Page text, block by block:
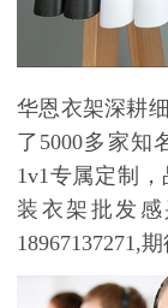
华恩衣架深耕
了 5000多家知
1v1 专属定制
装衣架批发
18967137271,期